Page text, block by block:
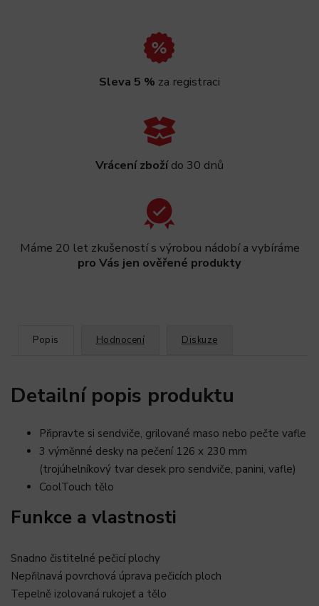
Sleva 5 % za registraci
Vrácení zbožído 30 dnů
Máme 20 let zkušeností s výrobou nádobí a vybíráme
pro Vás jen ověřené produkty
Popis Hodnocení Diskuze
Detailní popis produktu
Připravte si sendviče, grilované maso nebo pečte vafle
3 výměnné desky na pečení 126 x 230 mm
(trojúhelníkový tvar desek pro sendviče, panini, vafle)
CoolTouch tělo
Funkce a vlastnosti
Snadno čistitelné pečicí plochy
Nepřilnavá povrchová úprava pečicích ploch
Tepelně izolovaná rukojeť a tělo